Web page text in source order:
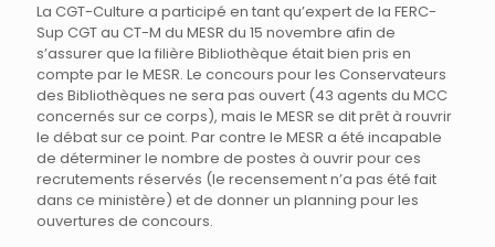
La CGT-Culture a participé en tant qu’expert de la FERC-
Sup CGT au CT-M du MESR du 15 novembre afin de
s’assurer que la filière Bibliothèque était bien pris en
compte par le MESR. Le concours pour les Conservateurs
des Bibliothèques ne sera pas ouvert (43 agents du MCC
concernés sur ce corps), mais le MESR se dit prêt à rouvrir
le débat sur ce point. Par contre le MESR a été incapable
de déterminer le nombre de postes à ouvrir pour ces
recrutements réservés (le recensement n’a pas été fait
dans ce ministère) et de donner un planning pour les
ouvertures de concours.